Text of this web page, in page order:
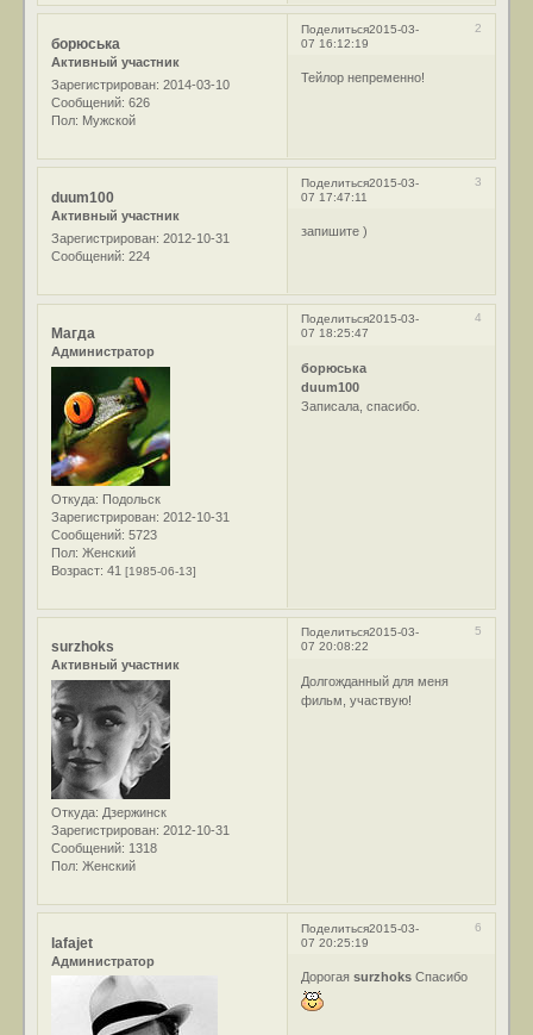
Поделиться 2
2015-03-
07 16:12:19
борюська
Активный участник
Зарегистрирован: 2014-03-10
Сообщений: 626
Пол: Мужской
Тейлор непременно!
Поделиться 3
2015-03-
07 17:47:11
duum100
Активный участник
Зарегистрирован: 2012-10-31
Сообщений: 224
запишите )
Поделиться 4
2015-03-
07 18:25:47
Магда
Администратор
Откуда: Подольск
Зарегистрирован: 2012-10-31
Сообщений: 5723
Пол: Женский
Возраст: 41[1985-06-13]
борюська
duum100
Записала, спасибо.
Поделиться 5
2015-03-
07 20:08:22
surzhoks
Активный участник
Откуда: Дзержинск
Зарегистрирован: 2012-10-31
Сообщений: 1318
Пол: Женский
Долгожданный для меня
фильм, участвую!
Поделиться 6
2015-03-
07 20:25:19
lafajet
Администратор
Дорогаяsurzhoks Спасибо